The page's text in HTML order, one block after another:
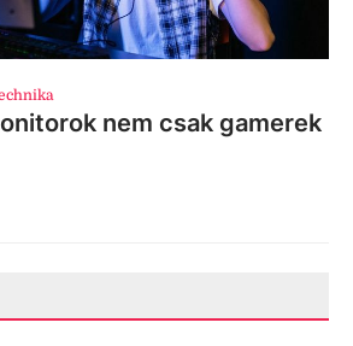
nem csak gamerek